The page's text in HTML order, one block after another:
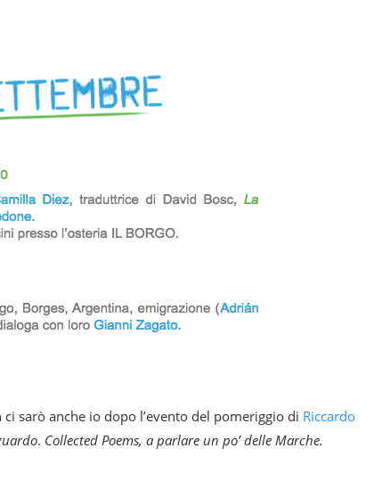
ci sarò anche io dopo l’evento del pomeriggio di Riccardo
. Collected Poems, a parlare un po’ delle Marche.